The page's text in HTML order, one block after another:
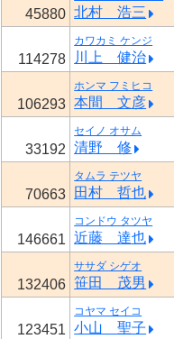
45880 北村 浩三
114278
カワカミ ケンジ
川上 健治
106293
ホンマ フミヒコ
本間 文彦
33192
セイノ オサム
清野 修
70663
タムラ テツヤ
田村 哲也
146661
コンドウ タツヤ
近藤 達也
132406
ササダ シゲオ
笹田 茂男
123451
コヤマ セイコ
小山 聖子